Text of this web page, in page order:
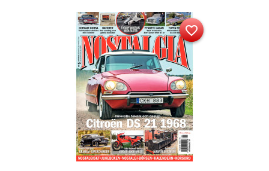
favorite_border